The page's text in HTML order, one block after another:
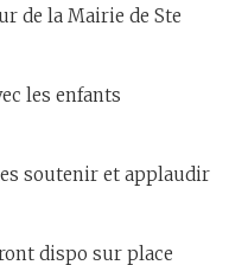
de la Mairie de Ste
les enfants
soutenir et applaudir
dispo sur place